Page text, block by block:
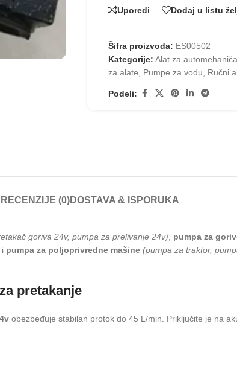
Uporedi Dodaj u listu
Šifra proizvoda: ES00502
Kategorije: Alat za
za alate
Pumpe za vodu Ručni
Podeli:
RECENZIJE (0)DOSTAVA & ISPORUKA
goriva 24v, pumpa za prelivanje 24v), pumpa za
i pumpa za poljoprivredne mašine (pumpa za traktor,
pretakanje
obezbeđuje stabilan protok do 45 L/min. Priključite je na